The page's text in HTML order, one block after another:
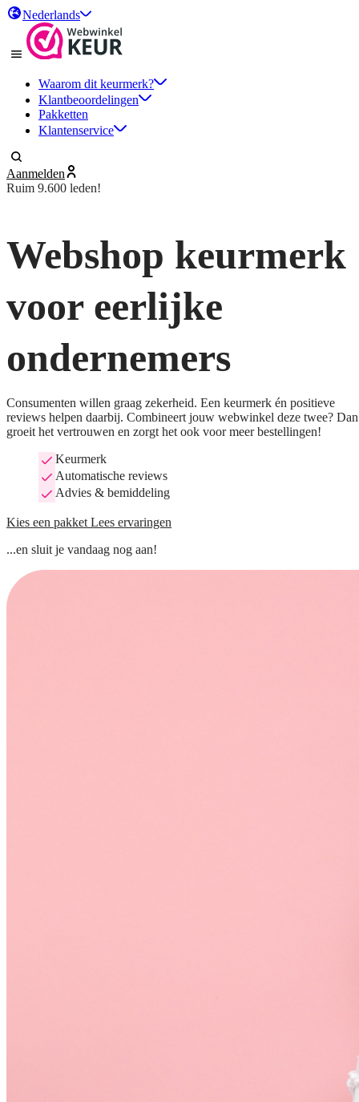
Nederlands
Waarom dit keurmerk?
Klantbeoordelingen
Pakketten
Klantenservice
Aanmelden
Ruim 9.600 leden!
Webshop keurmerk
voor eerlijke
ondernemers
Consumenten willen graag zekerheid. Een keurmerk én positieve
reviews helpen daarbij. Combineert jouw webwinkel deze twee? Dan
groeit het vertrouwen en zorgt het ook voor meer bestellingen!
Keurmerk
Automatische reviews
Advies & bemiddeling
Kies een pakket Lees ervaringen
...en sluit je vandaag nog aan!